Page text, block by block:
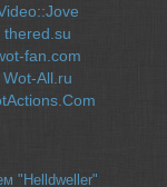
thered.su
fan.com
Wot-All.ru
"Helldweller"